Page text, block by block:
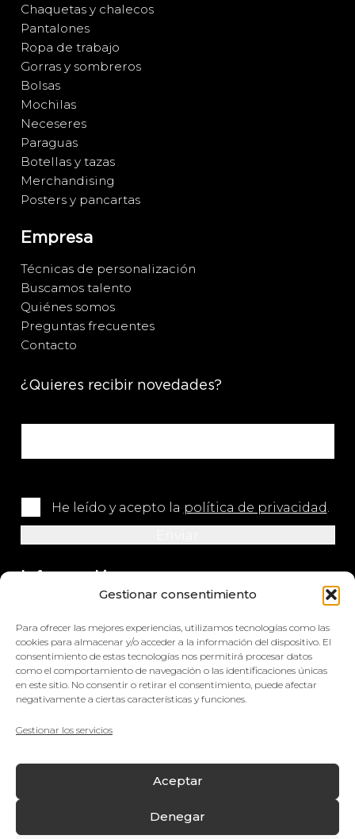
Gestionar consentimiento
Para ofrecer las mejores experiencias, utilizamos tecnologías como las
cookies para almacenar y/o acceder a la información del dispositivo. El
consentimiento de estas tecnologías nos permitirá procesar datos
como el comportamiento de navegación o las identificaciones únicas
en este sitio. No consentir o retirar el consentimiento, puede afectar
negativamente a ciertas características y funciones.
Gestionar los servicios
Aceptar
Denegar
Chaquetas y chalecos
Pantalones
Ropa de trabajo
Gorras y sombreros
Bolsas
Mochilas
Neceseres
Paraguas
Botellas y tazas
Merchandising
Posters y pancartas
Empresa
Técnicas de personalización
Buscamos talento
Quiénes somos
Preguntas frecuentes
Contacto
¿Quieres recibir novedades?
He leído y acepto la política de privacidad.
Información
info@impretex.com
Síguenos en redes sociales